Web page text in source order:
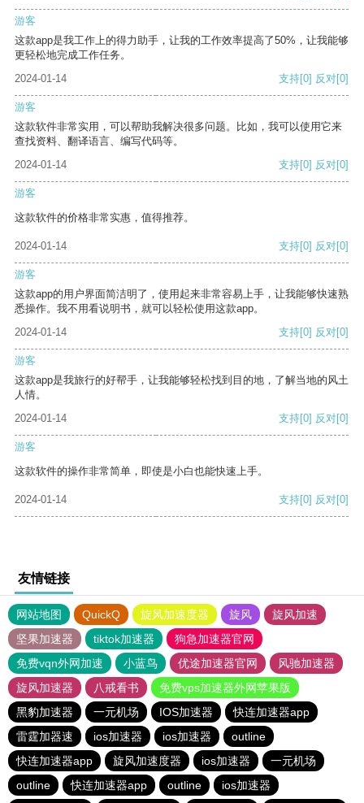
游客
这款app是我工作上的得力助手，让我的工作效率提高了50%，让我能够
更轻松地完成工作任务。
2024-01-14
支持[0] 反对[0]
游客
这款软件非常实用，可以帮助我解决很多问题。比如，我可以使用它来
查找资料、翻译语言、编写代码等。
2024-01-14
支持[0] 反对[0]
游客
这款软件的价格非常实惠，值得推荐。
2024-01-14 支持[0] 反对[0]
游客
这款app的用户界面简洁明了，使用起来非常容易上手，让我能够快速熟
悉操作。我不用看说明书，就可以轻松使用这款app。
2024-01-14
支持[0] 反对[0]
游客
这款app是我旅行的好帮手，让我能够轻松找到目的地，了解当地的风土
人情。
2024-01-14
支持[0] 反对[0]
游客
这款软件的操作非常简单，即使是小白也能快速上手。
2024-01-14 支持[0] 反对[0]
友情链接
网站地图 QuickQ 旋风加速度器 旋风
旋风加速
坚果加速器
tiktok加速器
狗急加速器官网
免费vqn外网加速
小蓝鸟 优途加速器官网
风驰加速器
旋风加速器
八戒看书
免费vps加速器外网苹果版
黑豹加速器
一元机场 IOS加速器
快连加速器app
雷霆加器速
ios加速器 ios加速器
outline
快连加速器app
旋风加速度器 ios加速器
一元机场
outline
快连加速器app outline ios加速器